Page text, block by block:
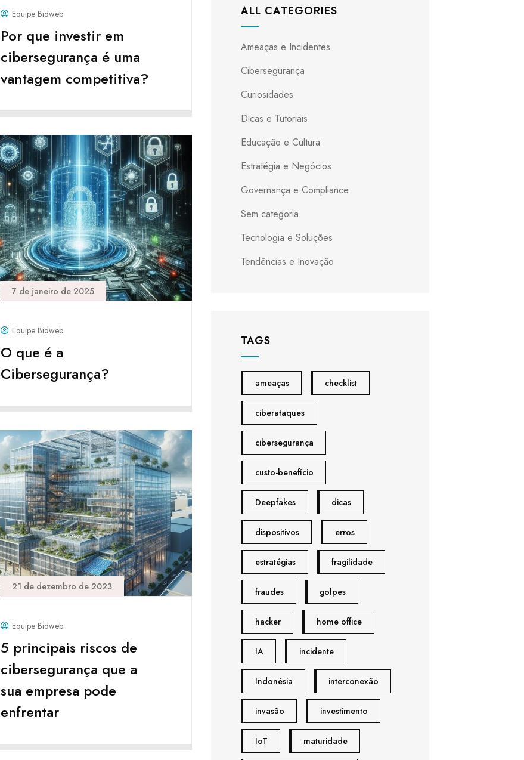
Equipe Bidweb
Por que investir em
cibersegurança é uma
vantagem competitiva?
7 de janeiro de 2025
Equipe Bidweb
O que é a
Cibersegurança?
21 de dezembro de 2023
Equipe Bidweb
5 principais riscos de
cibersegurança que a
sua empresa pode
enfrentar
ALL CATEGORIES
Ameaças e Incidentes
Cibersegurança
Curiosidades
Dicas e Tutoriais
Educação e Cultura
Estratégia e Negócios
Governança e Compliance
Sem categoria
Tecnologia e Soluções
Tendências e Inovação
TAGS
ameaças checklist
ciberataques
cibersegurança
custo-benefício
Deepfakes dicas
dispositivos erros
estratégias fragilidade
fraudes golpes
hacker home office
IA incidente
Indonésia interconexão
invasão investimento
IoT maturidade